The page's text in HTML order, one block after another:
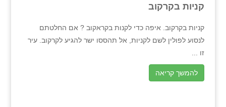
קניות בקרקוב
קניות בקרקוב. איפה כדי לקנות בקראקוב ? אם החלטתם
לנסוע לפולין לשם לקניות, אל תהססו ישר להגיע לקרקוב. עיר
זו ...
להמשך קריאה